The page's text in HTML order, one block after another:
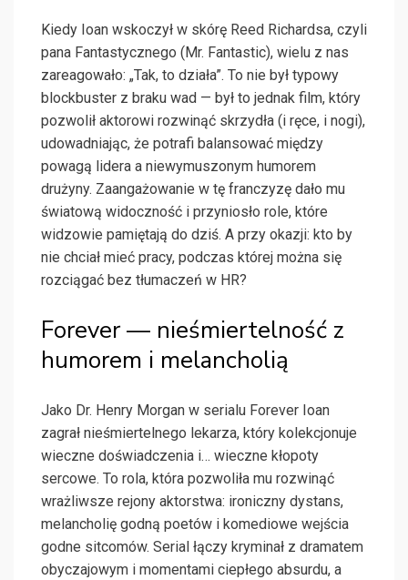
Kiedy Ioan wskoczył w skórę Reed Richardsa, czyli
pana Fantastycznego (Mr. Fantastic), wielu z nas
zareagowało: „Tak, to działa”. To nie był typowy
blockbuster z braku wad — był to jednak film, który
pozwolił aktorowi rozwinąć skrzydła (i ręce, i nogi),
udowadniając, że potrafi balansować między
powagą lidera a niewymuszonym humorem
drużyny. Zaangażowanie w tę franczyzę dało mu
światową widoczność i przyniosło role, które
widzowie pamiętają do dziś. A przy okazji: kto by
nie chciał mieć pracy, podczas której można się
rozciągać bez tłumaczeń w HR?
Forever — nieśmiertelność z
humorem i melancholią
Jako Dr. Henry Morgan w serialu Forever Ioan
zagrał nieśmiertelnego lekarza, który kolekcjonuje
wieczne doświadczenia i… wieczne kłopoty
sercowe. To rola, która pozwoliła mu rozwinąć
wrażliwsze rejony aktorstwa: ironiczny dystans,
melancholię godną poetów i komediowe wejścia
godne sitcomów. Serial łączy kryminał z dramatem
obyczajowym i momentami ciepłego absurdu, a